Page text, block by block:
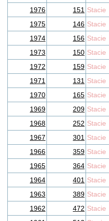
1976
151 Stacie
1975
146 Stacie
1974
156 Stacie
1973
150 Stacie
1972
159 Stacie
1971
131 Stacie
1970
165 Stacie
1969
209 Stacie
1968
252 Stacie
1967
301 Stacie
1966
359 Stacie
1965
364 Stacie
1964
401 Stacie
1963
389 Stacie
1962
472 Stacie